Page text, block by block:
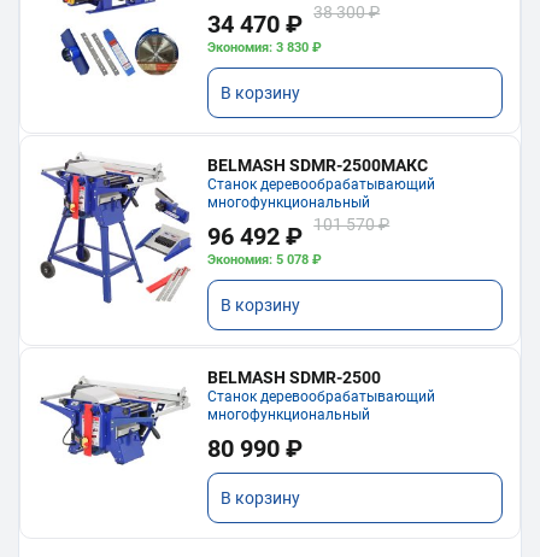
34 470 ₽ 38 300 ₽
Экономия: 3 830 ₽
В корзину
BELMASH SDMR-2500МАКС
Станок деревообрабатывающий
многофункциональный
96 492 ₽ 101 570 ₽
Экономия: 5 078 ₽
В корзину
BELMASH SDMR-2500
Станок деревообрабатывающий
многофункциональный
80 990 ₽
В корзину